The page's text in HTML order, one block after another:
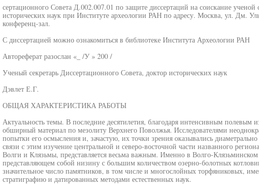
сертационного Совета Д.002.007.01 по защите диссертаций на соискание ученой
исторических наук при Институте археологии РАН по адресу. Москва, ул. Дм.
конференц-зал.
С диссертацией можно ознакомиться в библиотеке Института Археологии РАН
Автореферат разослан «_ /У » 200 /
Ученый секретарь Диссертационного Совета, доктор исторических наук
Дэвлет Е.Г.
ОБЩАЯ ХАРАКТЕРИСТИКА РАБОТЫ
Актуальность темы. В последние десятилетия, благодаря интенсивным полевым
обширный материал по мезолиту Верхнего Поволжья. Исследователями
попытки его осмысления и, зачастую, их точки зрения оказывались
связи с этим изучение центральной и северо-восточной части названного
Волги и Клязьмы, представляется весьма важным. Именно в Волго-
представляющем собой низину с большим количеством озерно-болотных
значительное число памятников, в том числе и многослойных торфяниковых,
стратиграфию и датированных методами естественных наук.